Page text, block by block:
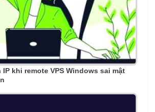
khi remote VPS Windows sai mật